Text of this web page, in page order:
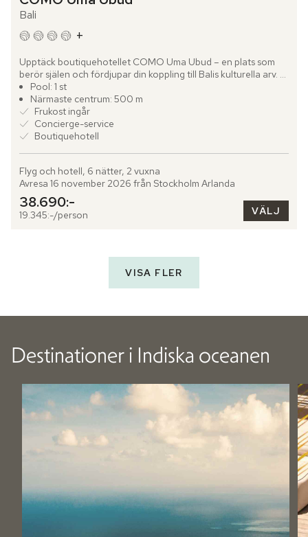
Bali
+
Upptäck boutiquehotellet COMO Uma Ubud – en plats som
berör själen och fördjupar din koppling till Balis kulturella arv.
Högt beläget bland kokospalmer och mäktiga banyanträd...
Pool: 1 st
Närmaste centrum: 500 m
Frukost ingår
Concierge-service
Boutiquehotell
Flyg och hotell, 6 nätter, 2 vuxna
Avresa 16 november 2026 från Stockholm Arlanda
38.690:-
19.345:-/person VÄLJ
VISA FLER
Destinationer i Indiska oceanen